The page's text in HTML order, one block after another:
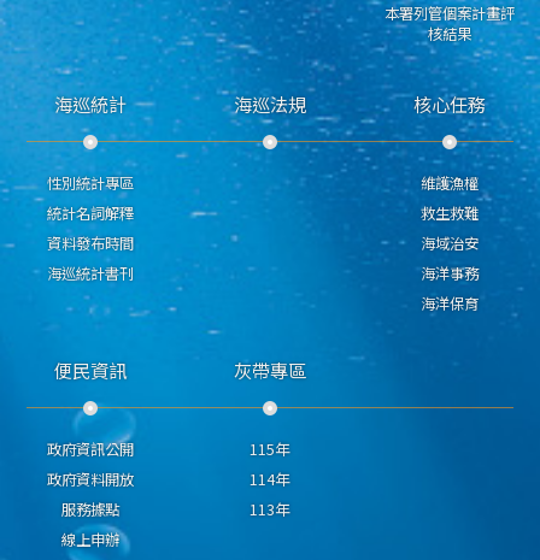
本署列管個案計畫評
核結果
海巡統計
性別統計專區
統計名詞解釋
資料發布時間
海巡統計書刊
海巡法規 核心任務
維護漁權
救生救難
海域治安
海洋事務
海洋保育
便民資訊
政府資訊公開
政府資料開放
服務據點
線上申辦
灰帶專區
115年
114年
113年